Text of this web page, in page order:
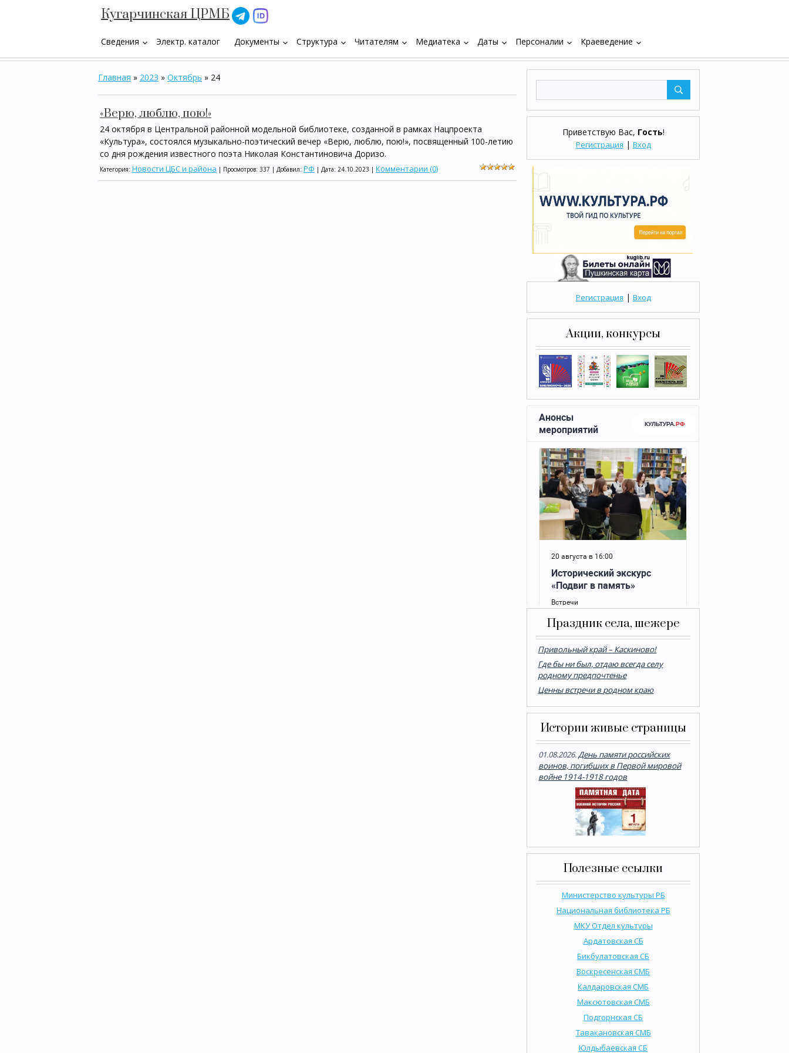
Кугарчинская ЦРМБ
Сведения keyboard_arrow_down Электр. каталог Документы keyboard_arrow_down Структура keyboard_arrow_down Читателям keyboard_arrow_down Медиатека keyboard_arrow_down Даты keyboard_arrow_down Персоналии keyboard_arrow_down Краеведение keyboard_arrow_down
Приветствую Вас, Гость!
Регистрация | Вход
Регистрация | Вход
Акции, конкурсы
Праздник села, шежере
Привольный край – Каскиново!
Где бы ни был, отдаю всегда селу
родному предпочтенье
Ценны встречи в родном краю
Истории живые страницы
01.08.2026.День памяти российских
воинов, погибших в Первой мировой
войне 1914-1918 годов
Полезные ссылки
Министерство культуры РБ
Национальная библиотека РБ
МКУ Отдел культуры
Ардатовская СБ
Бикбулатовская СБ
Воскресенская СМБ
Калдаровская СМБ
Максютовская СМБ
Подгорнская СБ
Тавакановская СМБ
Юлдыбаевская СБ
Главная » 2023 » Октябрь » 24
«Верю, люблю, пою!»
24 октября в Центральной районной модельной библиотеке, созданной в рамках Нацпроекта
«Культура», состоялся музыкально-поэтический вечер «Верю, люблю, пою!», посвященный 100-летию
со дня рождения известного поэта Николая Константиновича Доризо.
Категория: Новости ЦБС и района | Просмотров: 337 | Добавил: РФ | Дата: 24.10.2023 | Комментарии (0)